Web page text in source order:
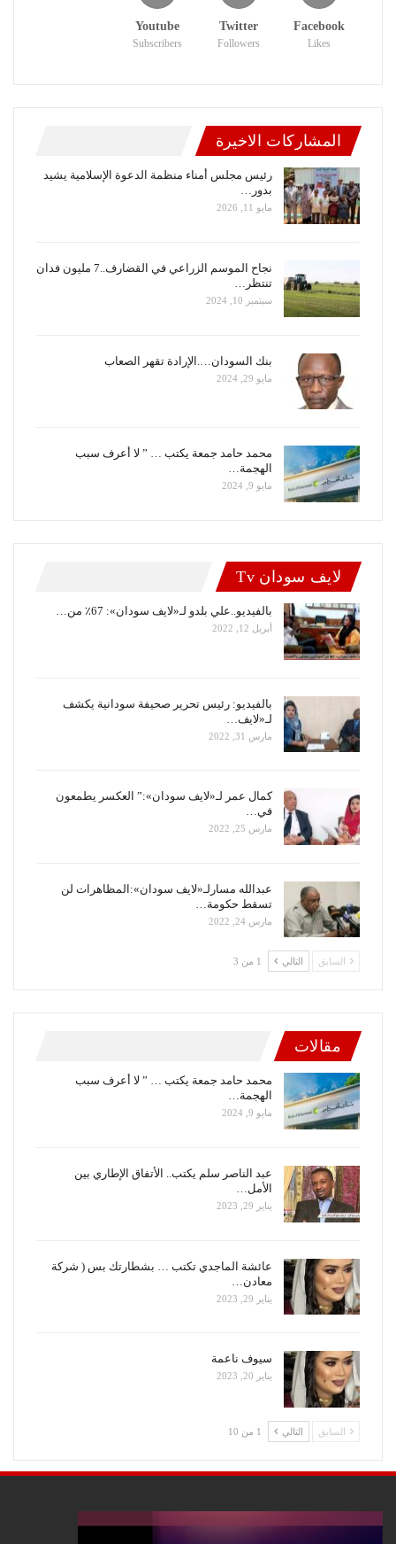
Facebook
Likes
Twitter
Followers
Youtube
Subscribers
المشاركات الاخيرة
رئيس مجلس أمناء منظمة الدعوة الإسلامية يشيد
بدور…
مايو 11, 2026
نجاح الموسم الزراعي في القضارف..7 مليون فدان
تنتظر…
سبتمبر 10, 2024
بنك السودان….الإرادة تقهر الصعاب
مايو 29, 2024
محمد حامد جمعة يكتب … ” لا أعرف سبب
الهجمة…
مايو 9, 2024
لايف سودان Tv
بالفيديو..علي بلدو لـ«لايف سودان»: 67٪ من…
أبريل 12, 2022
بالفيديو: رئيس تحرير صحيفة سودانية يكشف
لـ«لايف…
مارس 31, 2022
كمال عمر لـ«لايف سودان»:” العكسر يطمعون
في…
مارس 25, 2022
عبدالله مسارلـ«لايف سودان»:المظاهرات لن
تسقط حكومة…
مارس 24, 2022
السابق التالي 1 من 3
مقالات
محمد حامد جمعة يكتب … ” لا أعرف سبب
الهجمة…
مايو 9, 2024
عبد الناصر سلم يكتب.. الأتفاق الإطاري بين
الأمل…
يناير 29, 2023
عائشة الماجدي تكتب … بشطارتك بس ( شركة
معادن…
يناير 29, 2023
سيوف ناعمة
يناير 20, 2023
السابق التالي 1 من 10